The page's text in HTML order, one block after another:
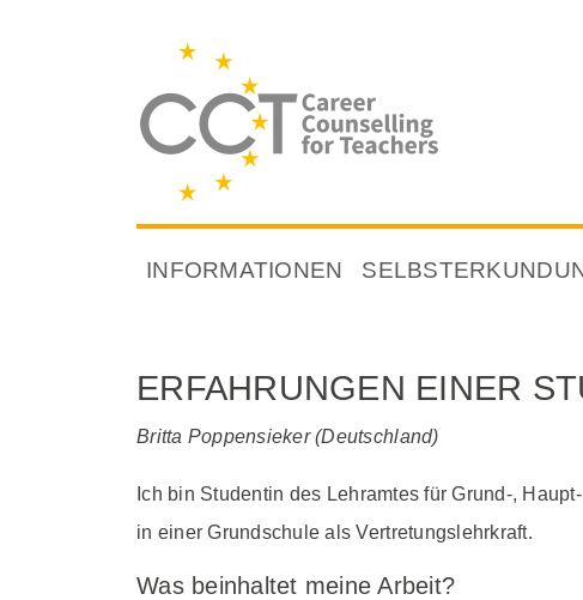
INFORMATIONEN
ERFAHRUNGEN EINER
Britta Poppensieker (Deutschland)
Ich bin Studentin des Lehramtes für Grund-,
in einer Grundschule als Vertretungslehrkraft.
Was beinhaltet meine Arbeit?